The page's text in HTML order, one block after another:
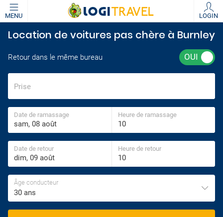
MENU LOGIN
Location de voitures pas chère à Burnley
Retour dans le même bureau
Prise
Date de ramassage Heure de ramassage
Date de retour Heure de retour
Âge conducteur
30 ans